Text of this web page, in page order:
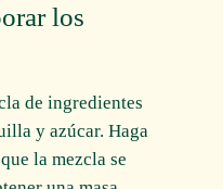
los
de ingredientes
y azúcar. Haga
la mezcla se